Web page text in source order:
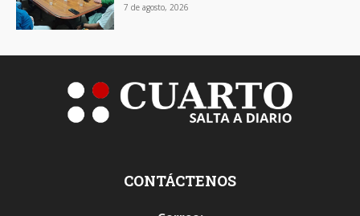
7 de agosto, 2026
CONTÁCTENOS